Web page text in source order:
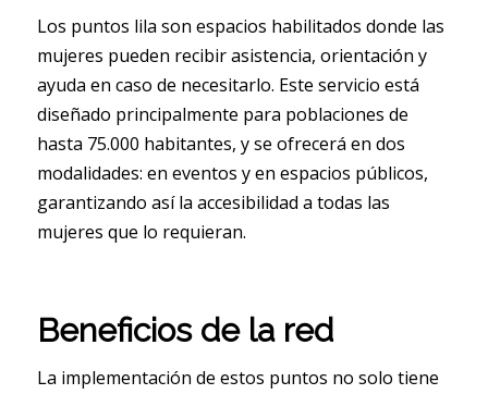
Los puntos lila son espacios habilitados donde las
mujeres pueden recibir asistencia, orientación y
ayuda en caso de necesitarlo. Este servicio está
diseñado principalmente para poblaciones de
hasta 75.000 habitantes, y se ofrecerá en dos
modalidades: en eventos y en espacios públicos,
garantizando así la accesibilidad a todas las
mujeres que lo requieran.
Beneficios de la red
La implementación de estos puntos no solo tiene